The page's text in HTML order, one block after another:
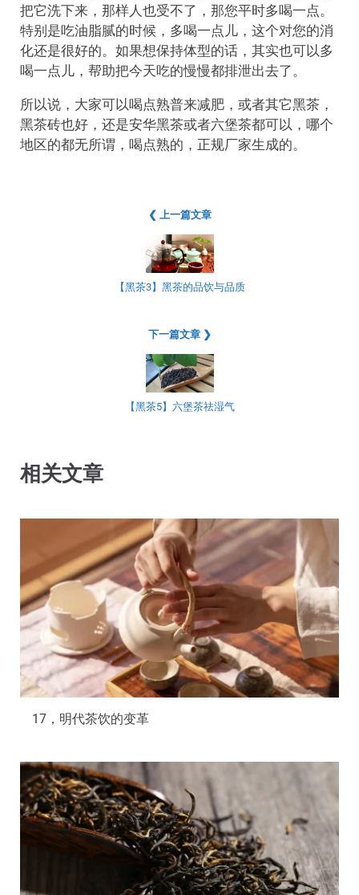
把它洗下来，那样人也受不了，那您平时多喝一点。
特别是吃油脂腻的时候，多喝一点儿，这个对您的消
化还是很好的。如果想保持体型的话，其实也可以多
喝一点儿，帮助把今天吃的慢慢都排泄出去了。
所以说，大家可以喝点熟普来减肥，或者其它黑茶，
黑茶砖也好，还是安华黑茶或者六堡茶都可以，哪个
地区的都无所谓，喝点熟的，正规厂家生成的。
❮ 上一篇文章
【黑茶3】黑茶的品饮与品质
下一篇文章 ❯
【黑茶5】六堡茶祛湿气
相关文章
17，明代茶饮的变革